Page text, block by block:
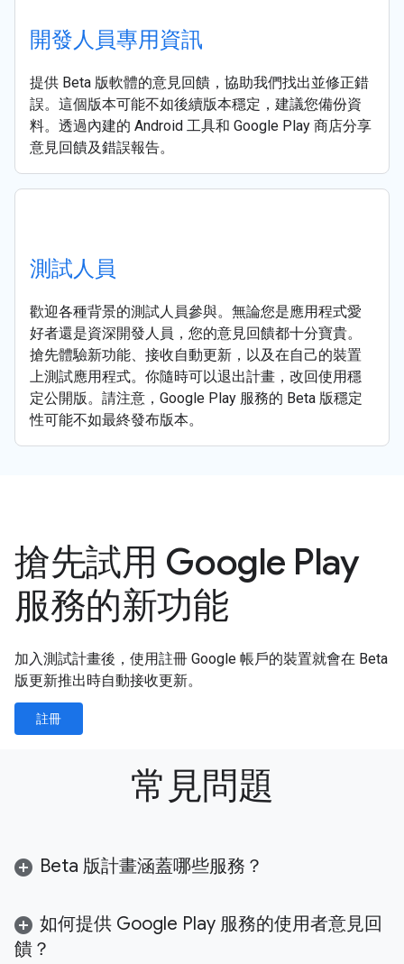
開發人員專用資訊
提供 Beta 版軟體的意見回饋，協助我們找出並修正錯
誤。這個版本可能不如後續版本穩定，建議您備份資
料。透過內建的 Android 工具和 Google Play 商店分享
意見回饋及錯誤報告。
測試人員
歡迎各種背景的測試人員參與。無論您是應用程式愛
好者還是資深開發人員，您的意見回饋都十分寶貴。
搶先體驗新功能、接收自動更新，以及在自己的裝置
上測試應用程式。你隨時可以退出計畫，改回使用穩
定公開版。請注意，Google Play 服務的 Beta 版穩定
性可能不如最終發布版本。
搶先試用 Google Play
服務的新功能
加入測試計畫後，使用註冊 Google 帳戶的裝置就會在 Beta
版更新推出時自動接收更新。
註冊
常見問題
Beta 版計畫涵蓋哪些服務？
如何提供 Google Play 服務的使用者意見回
饋？